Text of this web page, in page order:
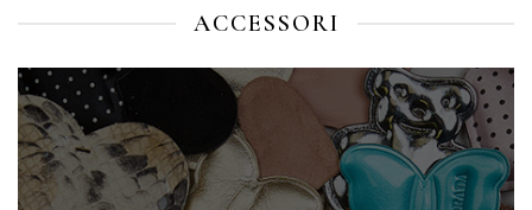
ACCESSORI